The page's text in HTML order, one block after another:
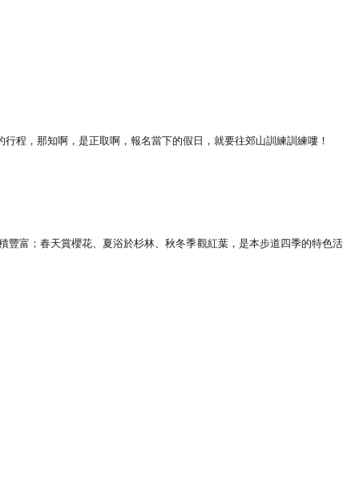
行程，那知啊，是正取啊，報名當下的假日，就要往郊山訓練訓練嘍！
豐富；春天賞櫻花、夏浴於杉林、秋冬季觀紅葉，是本步道四季的特色活